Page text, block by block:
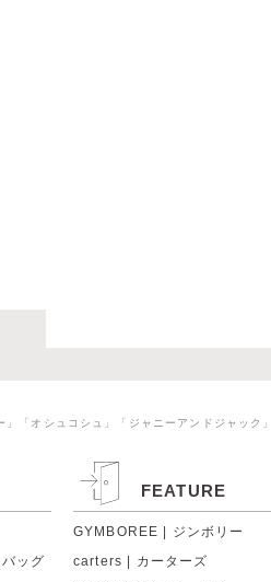
「オシュコシュ」「ジャニーアンドジャック」
ッグ
FEATURE
GYMBOREE | ジンボリー
carters | カーターズ